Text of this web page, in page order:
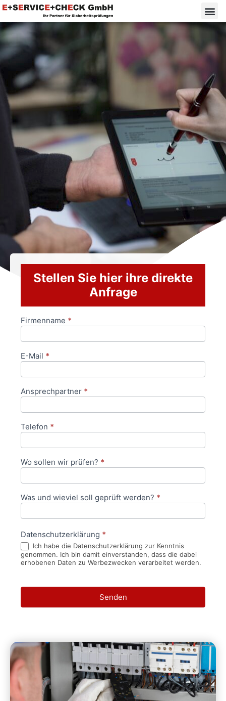
Stellen Sie hier ihre direkte
Anfrage
Anfrageformular
Firmenname *
E-Mail *
Ansprechpartner *
Telefon *
Wo sollen wir prüfen? *
Was und wieviel soll geprüft werden? *
Datenschutzerklärung *
Ich habe die Datenschutzerklärung zur Kenntnis
genommen. Ich bin damit einverstanden, dass die dabei
erhobenen Daten zu Werbezwecken verarbeitet werden.
Senden